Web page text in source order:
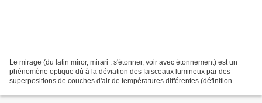
Le mirage (du latin miror, mirari : s'étonner, voir avec étonnement) est un
phénomène optique dû à la déviation des faisceaux lumineux par des
superpositions de couches d'air de températures différentes (définition